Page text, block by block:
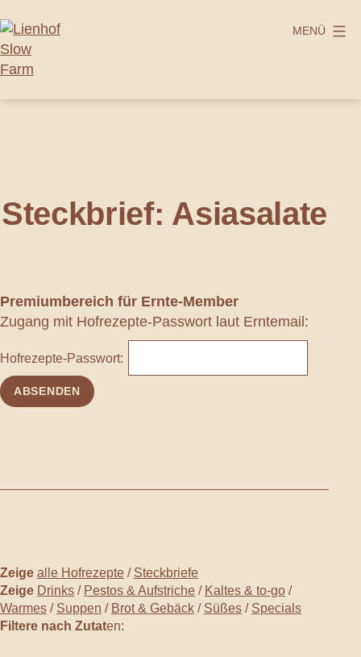
Inhalt
springen
MENÜ
Steckbrief: Asiasalate
Premiumbereich für Ernte-Member
Zugang mit Hofrezepte-Passwort laut Erntemail:
Hofrezepte-Passwort:
Zeige alle Hofrezepte / Steckbriefe
Zeige Drinks / Pestos & Aufstriche / Kaltes & to-go /
Warmes / Suppen / Brot & Gebäck / Süßes / Specials
Filtere nach Zutaten: